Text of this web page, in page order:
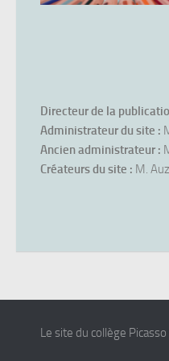
Directeur de la
Administrateur du site :
Ancien administrateur :
Créateurs du site : M.
Le site du collège